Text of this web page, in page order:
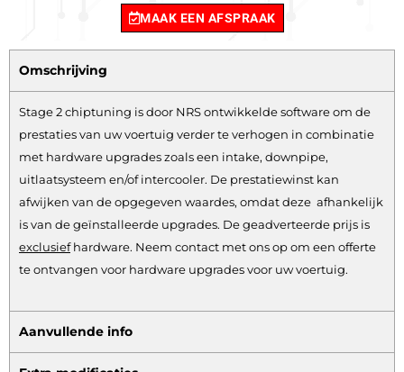
MAAK EEN AFSPRAAK
Omschrijving
Stage 2 chiptuning is door NRS ontwikkelde software om de
prestaties van uw voertuig verder te verhogen in combinatie
met hardware upgrades zoals een intake, downpipe,
uitlaatsysteem en/of intercooler. De prestatiewinst kan
afwijken van de opgegeven waardes, omdat deze afhankelijk
is van de geïnstalleerde upgrades. De geadverteerde prijs is
exclusiefhardware. Neem contact met ons op om een offerte
te ontvangen voor hardware upgrades voor uw voertuig.
Aanvullende info